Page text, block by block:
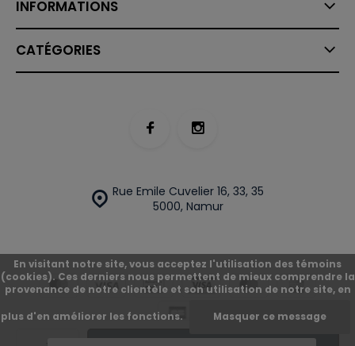
INFORMATIONS
CATÉGORIES
Rue Emile Cuvelier 16, 33, 35
5000, Namur
En visitant notre site, vous acceptez l'utilisation des témoins
(cookies). Ces derniers nous permettent de mieux comprendre la
provenance de notre clientèle et son utilisation de notre site, en
plus d'en améliorer les fonctions. Masquer ce message